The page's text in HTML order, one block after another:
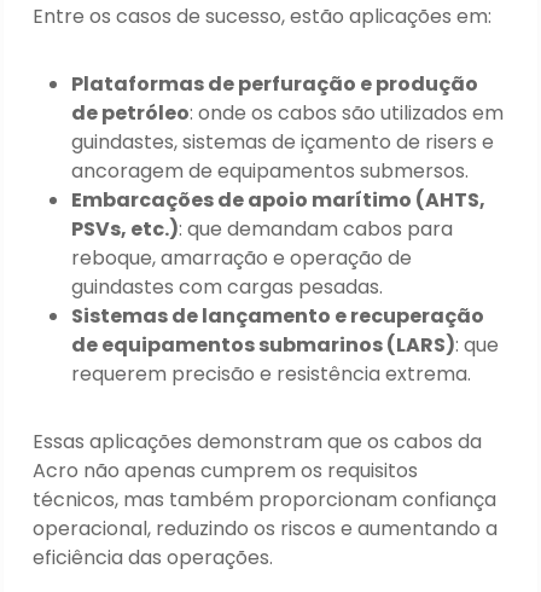
Entre os casos de sucesso, estão aplicações em:
Plataformas de perfuração e produção
de petróleo: onde os cabos são utilizados em
guindastes, sistemas de içamento de risers e
ancoragem de equipamentos submersos.
Embarcações de apoio marítimo (AHTS,
PSVs, etc.): que demandam cabos para
reboque, amarração e operação de
guindastes com cargas pesadas.
Sistemas de lançamento e recuperação
de equipamentos submarinos (LARS): que
requerem precisão e resistência extrema.
Essas aplicações demonstram que os cabos da
Acro não apenas cumprem os requisitos
técnicos, mas também proporcionam confiança
operacional, reduzindo os riscos e aumentando a
eficiência das operações.